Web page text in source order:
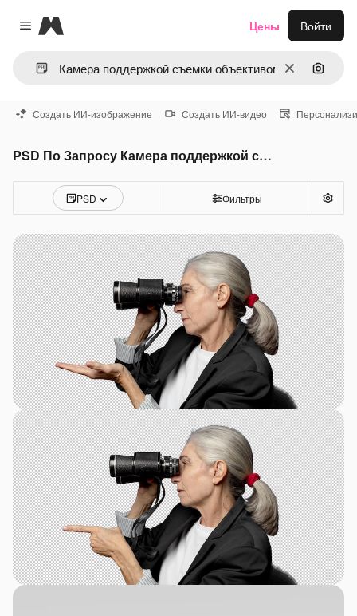
Close menu
Magnific
ОчиститьПоиск
Цены Войти
Создать ИИ-изображение Создать ИИ-видео
PSD По Запросу Камера поддержкой съемки объективом съемки планет
PSD Фильтры